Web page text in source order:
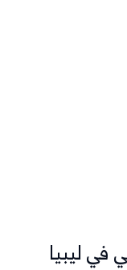
في ليبيا